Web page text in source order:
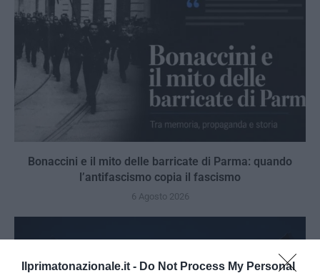
Ilprimatonazionale.it - Do Not Process My Personal
Bonaccini e il mito delle barricate di Parma: quando
l’antifascismo copia il fascismo
6 Agosto 2026